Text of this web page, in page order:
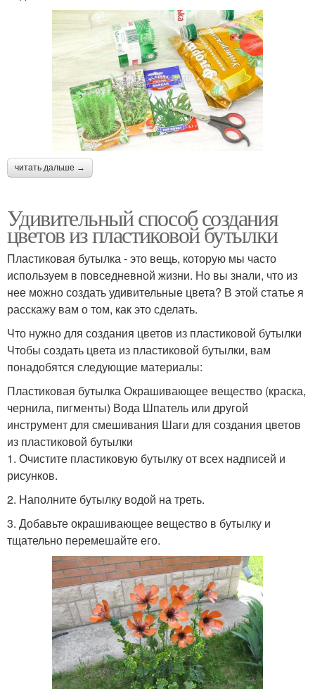
читать дальше →
Удивительный способ создания
цветов из пластиковой бутылки
Пластиковая бутылка - это вещь, которую мы часто
используем в повседневной жизни. Но вы знали, что из
нее можно создать удивительные цвета? В этой статье я
расскажу вам о том, как это сделать.
Что нужно для создания цветов из пластиковой бутылки
Чтобы создать цвета из пластиковой бутылки, вам
понадобятся следующие материалы:
Пластиковая бутылка Окрашивающее вещество (краска,
чернила, пигменты) Вода Шпатель или другой
инструмент для смешивания Шаги для создания цветов
из пластиковой бутылки
1. Очистите пластиковую бутылку от всех надписей и
рисунков.
2. Наполните бутылку водой на треть.
3. Добавьте окрашивающее вещество в бутылку и
тщательно перемешайте его.